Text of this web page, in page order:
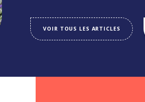
VOIR TOUS LES ARTICLES